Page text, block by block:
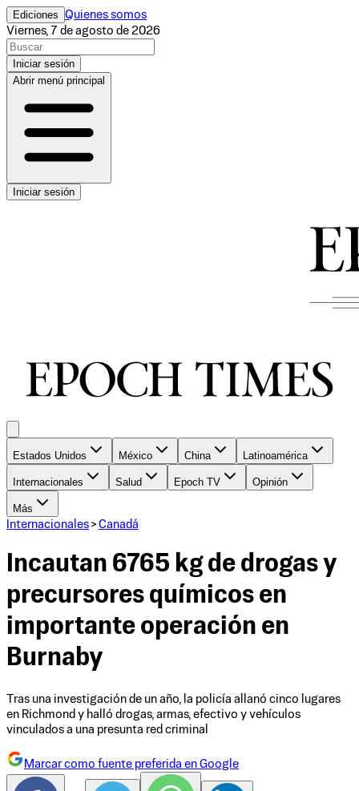
Ediciones Quienes somos
Viernes, 7 de agosto de 2026
Iniciar sesión
Abrir menú principal
Iniciar sesión
Estados Unidos México China Latinoamérica
Internacionales Salud Epoch TV Opinión
Más
Internacionales > Canadá
Incautan 6765 kg de drogas y
precursores químicos en
importante operación en
Burnaby
Tras una investigación de un año, la policía allanó cinco lugares
en Richmond y halló drogas, armas, efectivo y vehículos
vinculados a una presunta red criminal
Marcar como fuente preferida en Google